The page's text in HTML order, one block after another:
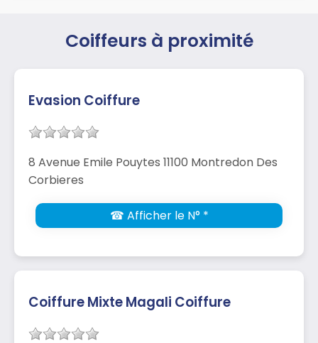
Coiffeurs à proximité
Evasion Coiffure
8 Avenue Emile Pouytes 11100 Montredon Des
Corbieres
☎ Afficher le N° *
Coiffure Mixte Magali Coiffure